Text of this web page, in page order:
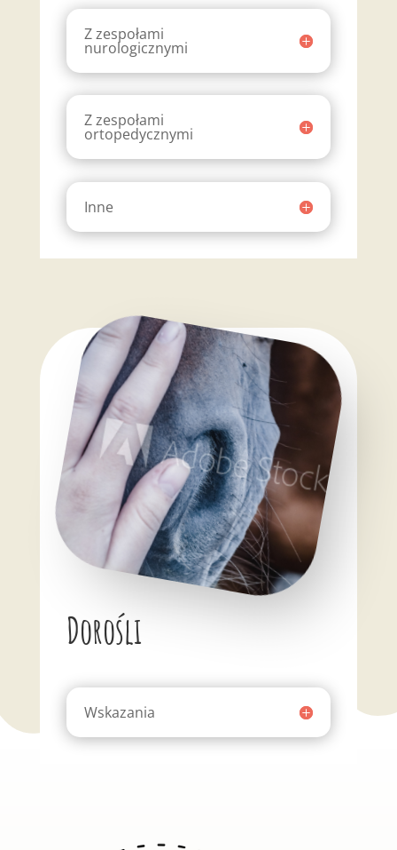
Z zespołami
nurologicznymi
Z zespołami
ortopedycznymi
Inne
Dorośli
Wskazania